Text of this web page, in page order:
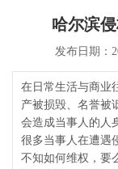
哈尔滨
发布日期：
在日常生活与商业
产被损毁、名誉
会造成当事人的人
很多当事人在遭遇
不知如何维权，要